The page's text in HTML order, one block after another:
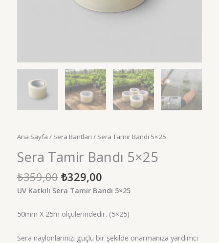
Ana Sayfa / Sera Bantları / Sera Tamir Bandı 5×25
Sera Tamir Bandı 5×25
₺359,00 Orijinal
fiyat:
₺329,00
andaki
₺329,00.
UV Katkılı Sera Tamir Bandı 5×25
50mm X 25m ölçülerindedir. (5×25)
Sera naylonlarınızı güçlü bir şekilde onarmanıza yardımcı